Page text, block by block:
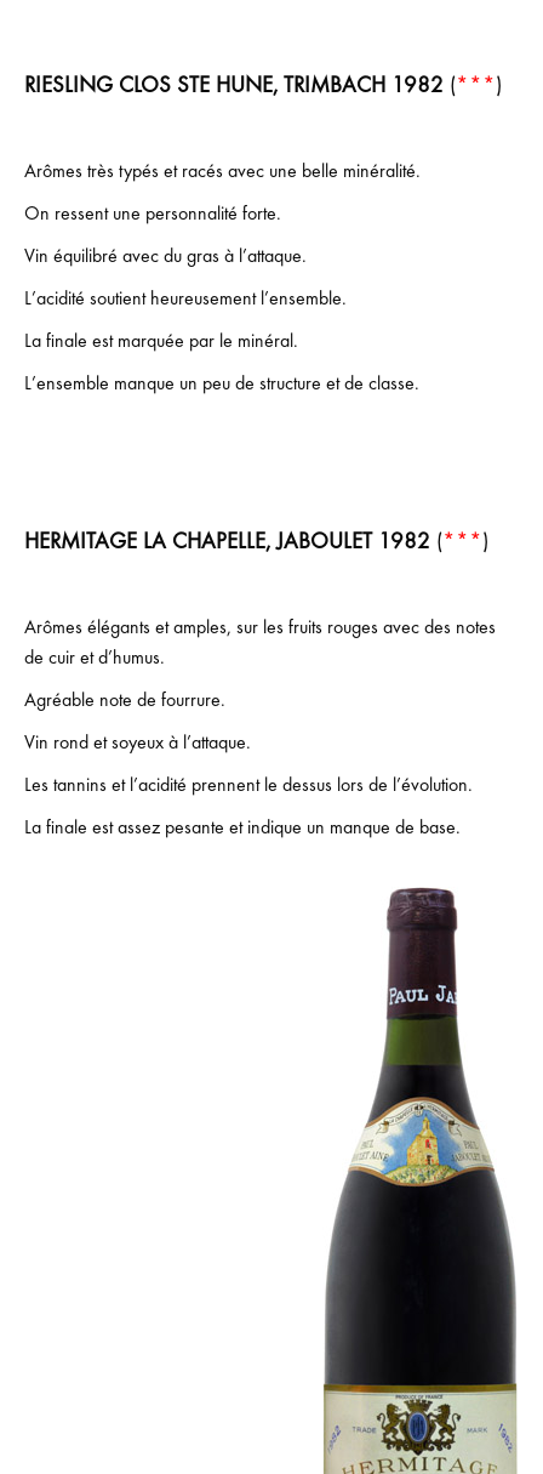
RIESLING CLOS STE HUNE, TRIMBACH 1982 (***)
Arômes très typés et racés avec une belle minéralité.
On ressent une personnalité forte.
Vin équilibré avec du gras à l’attaque.
L’acidité soutient heureusement l’ensemble.
La finale est marquée par le minéral.
L’ensemble manque un peu de structure et de classe.
HERMITAGE LA CHAPELLE, JABOULET 1982 (***)
Arômes élégants et amples, sur les fruits rouges avec des notes
de cuir et d’humus.
Agréable note de fourrure.
Vin rond et soyeux à l’attaque.
Les tannins et l’acidité prennent le dessus lors de l’évolution.
La finale est assez pesante et indique un manque de base.